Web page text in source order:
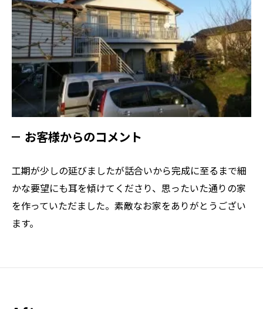
お客様からのコメント
工期が少しの延びましたが話合いから完成に至るまで細
かな要望にも耳を傾けてくださり、思ったいた通りの家
を作っていただました。素敵なお家をありがとうござい
ます。